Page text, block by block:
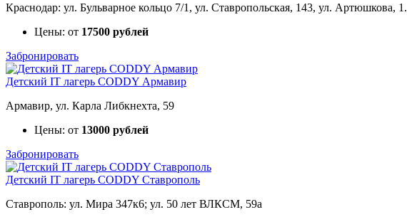
Краснодар: ул. Бульварное кольцо 7/1, ул. Ставропольская, 143, ул. Артюшкова, 1.
Цены: от 17500 рублей
Забронировать
Детский IT лагерь CODDY Армавир
Армавир, ул. Карла Либкнехта, 59
Цены: от 13000 рублей
Забронировать
Детский IT лагерь CODDY Ставрополь
Ставрополь: ул. Мира 347к6; ул. 50 лет ВЛКСМ, 59а